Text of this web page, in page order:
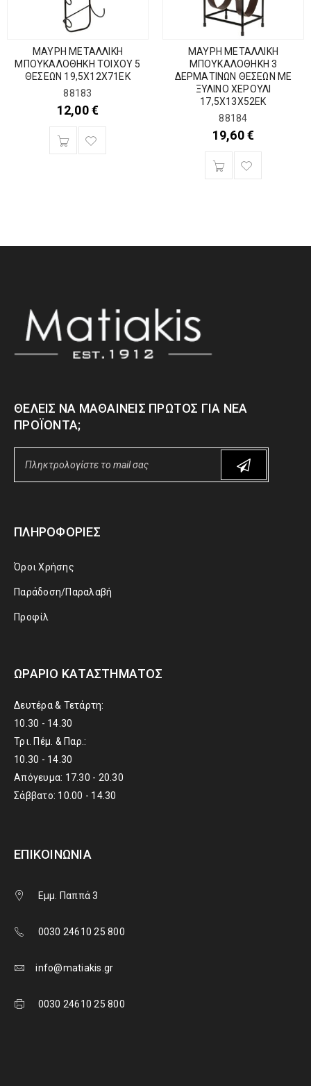
ΜΑΥΡΗ ΜΕΤΑΛΛΙΚΗ
ΜΠΟΥΚΑΛΟΘΗΚΗ ΤΟΙΧΟΥ 5
ΘΕΣΕΩΝ 19,5Χ12Χ71ΕΚ
88183
12,00€
ΜΑΥΡΗ ΜΕΤΑΛΛΙΚΗ
ΜΠΟΥΚΑΛΟΘΗΚΗ 3
ΔΕΡΜΑΤΙΝΩΝ ΘΕΣΕΩΝ ΜΕ
ΞΥΛΙΝΟ ΧΕΡΟΥΛΙ
17,5Χ13Χ52ΕΚ
88184
19,60€
ΘΈΛΕΙΣ ΝΑ ΜΑΘΑΊΝΕΙΣ ΠΡΏΤΟΣ ΓΙΑ ΝΈΑ
ΠΡΟΪΌΝΤΑ;
ΠΛΗΡΟΦΟΡΊΕΣ
Όροι Χρήσης
Παράδοση/Παραλαβή
Προφίλ
ΩΡΆΡΙΟ ΚΑΤΑΣΤΉΜΑΤΟΣ
Δευτέρα & Τετάρτη:
10.30 - 14.30
Τρι. Πέμ. & Παρ.:
10.30 - 14.30
Απόγευμα: 17.30 - 20.30
Σάββατο: 10.00 - 14.30
ΕΠΙΚΟΙΝΩΝΊΑ
Εμμ. Παππά 3
0030 24610 25 800
info@matiakis.gr
0030 24610 25 800